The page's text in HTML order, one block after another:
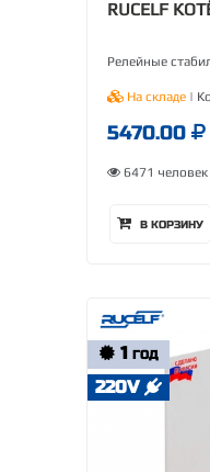
RUCELF
Релейные
На складе |
5470.00
6471 человек
В КОРЗИНУ
1 ГОД
220V